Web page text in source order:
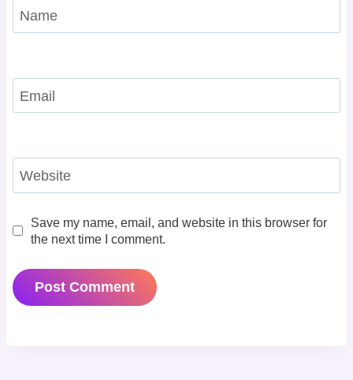
Name
Email
Website
Save my name, email, and website in this browser for
the next time I comment.